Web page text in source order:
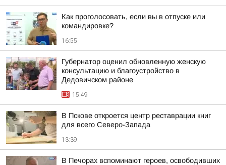
Как проголосовать, если вы в отпуске или
командировке?
16:55
Губернатор оценил обновленную женскую
консультацию и благоустройство в
Дедовичском районе
15:49
В Пскове откроется центр реставрации книг
для всего Северо-Запада
13:39
В Печорах вспоминают героев, освободивших